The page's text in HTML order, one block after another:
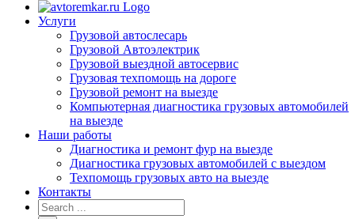
Услуги
Грузовой автослесарь
Грузовой Автоэлектрик
Грузовой выездной автосервис
Грузовая техпомощь на дороге
Грузовой ремонт на выезде
Компьютерная диагностика грузовых автомобилей
на выезде
Наши работы
Диагностика и ремонт фур на выезде
Диагностика грузовых автомобилей с выездом
Техпомощь грузовых авто на выезде
Контакты